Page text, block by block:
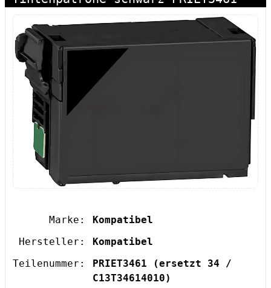
Marke:
Kompatibel
Hersteller:
Kompatibel
Teilenummer:
PRIET3461
(ersetzt 34 /
C13T34614010)